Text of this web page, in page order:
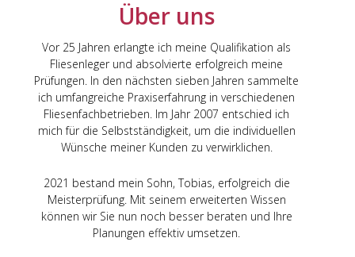
Über uns
Vor 25 Jahren erlangte ich meine Qualifikation als
Fliesenleger und absolvierte erfolgreich meine
Prüfungen. In den nächsten sieben Jahren sammelte
ich umfangreiche Praxiserfahrung in verschiedenen
Fliesenfachbetrieben. Im Jahr 2007 entschied ich
mich für die Selbstständigkeit, um die individuellen
Wünsche meiner Kunden zu verwirklichen.
2021 bestand mein Sohn, Tobias, erfolgreich die
Meisterprüfung. Mit seinem erweiterten Wissen
können wir Sie nun noch besser beraten und Ihre
Planungen effektiv umsetzen.